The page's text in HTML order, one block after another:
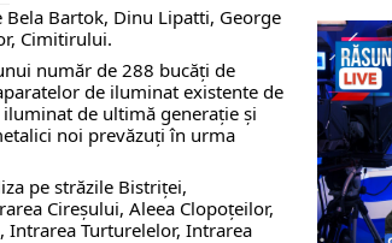
Bela Bartok, Dinu Lipatti, George
Cimitirului.
număr de 288 bucăți de
de iluminat existente de
de ultimă generație și
noi prevăzuți în urma
pe străzile Bistriței,
Cireșului, Aleea Clopoțeilor,
Intrarea Turturelelor, Intrarea